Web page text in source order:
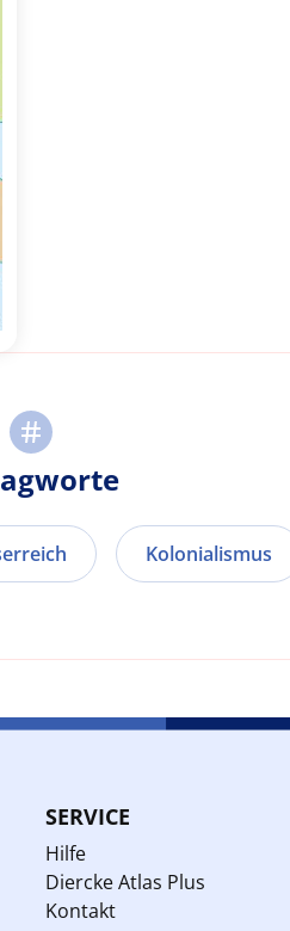
Kolonialismus
SERVICE
Hilfe
Diercke Atlas Plus
Kontakt